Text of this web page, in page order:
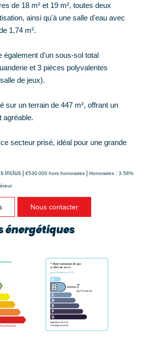
de 18 m² et 19 m², toutes deux
ainsi qu'à une salle d'eau avec
1,74 m².
également d'un sous-sol total
et 3 pièces polyvalentes
de jeux).
sur un terrain de 447 m², offrant un
agréable.
secteur prisé, idéal pour une grande
inclus | €530 000 hors honoraires | Honoraires : 3.58%
Nous contacter
énergétiques